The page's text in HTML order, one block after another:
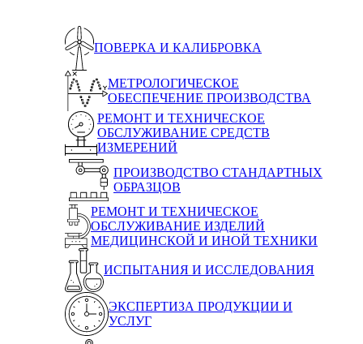
ПОВЕРКА И КАЛИБРОВКА
МЕТРОЛОГИЧЕСКОЕ
ОБЕСПЕЧЕНИЕ ПРОИЗВОДСТВА
РЕМОНТ И ТЕХНИЧЕСКОЕ
ОБСЛУЖИВАНИЕ СРЕДСТВ
ИЗМЕРЕНИЙ
ПРОИЗВОДСТВО СТАНДАРТНЫХ
ОБРАЗЦОВ
РЕМОНТ И ТЕХНИЧЕСКОЕ
ОБСЛУЖИВАНИЕ ИЗДЕЛИЙ
МЕДИЦИНСКОЙ И ИНОЙ ТЕХНИКИ
ИСПЫТАНИЯ И ИССЛЕДОВАНИЯ
ЭКСПЕРТИЗА ПРОДУКЦИИ И
УСЛУГ